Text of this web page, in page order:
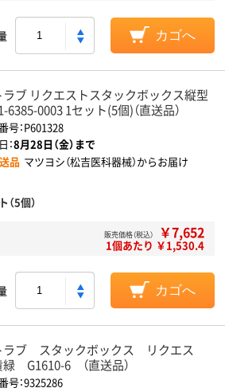
カゴへ
ラブ リクエストスタックボックス縦型
6385-0003 1セット(5個)（直送品）
号：P601328
：8月28日（金）まで
品 マツヨシ（松吉医科器械）からお届け
（5個）
販売価格（税込） ￥7,652
1個あたり ￥1,530.4
カゴへ
ラブ スタックボックス リクエス
G1610-6 （直送品）
号：9325286